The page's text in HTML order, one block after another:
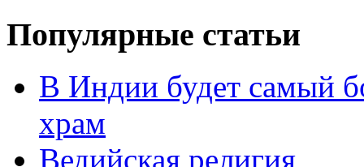
Популярные статьи
В Индии будет самый
храм
Ведийская религия